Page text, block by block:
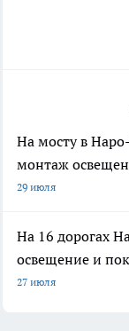
На мосту в
монтаж
29 июля
На 16 дорогах
освещение и
27 июля